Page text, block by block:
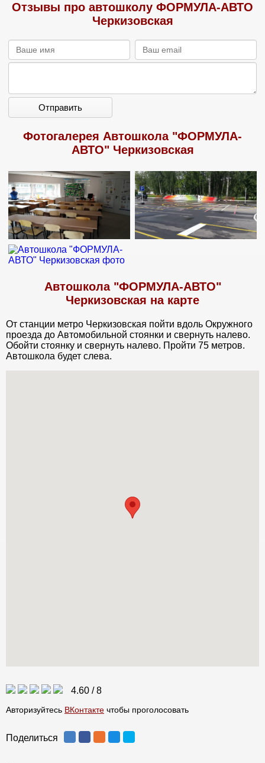
Отзывы про автошколу ФОРМУЛА-АВТО
Черкизовская
Отправить
Фотогалерея Автошкола "ФОРМУЛА-
АВТО" Черкизовская
Автошкола "ФОРМУЛА-АВТО"
Черкизовская на карте
От станции метро Черкизовская пойти вдоль Окружного
проезда до Автомобильной стоянки и свернуть налево.
Обойти стоянку и свернуть налево. Пройти 75 метров.
Автошкола будет слева.
4.60 /8
Авторизуйтесь ВКонтакте чтобы проголосовать
Поделиться